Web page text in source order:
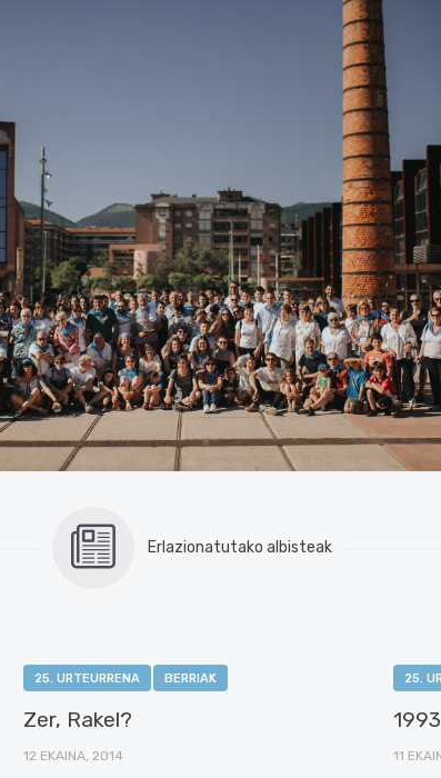
Erlazionatutako albisteak
25. URTEURRENA BERRIAK
Zer, Rakel?
12 EKAINA, 2014
25.
1993
11